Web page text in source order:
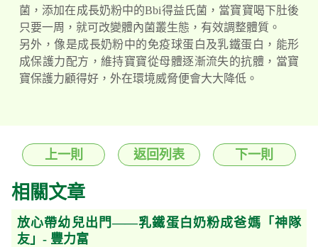
菌，添加在成長奶粉中的Bbi得益氏菌，當寶寶喝下肚後
只要一周，就可改變體內菌叢生態，有效調整體質。
另外，像是成長奶粉中的免疫球蛋白及乳鐵蛋白，能形
成保護力配方，維持寶寶從母體逐漸流失的抗體，當寶
寶保護力顧得好，外在環境威脅便會大大降低。
上一則 返回列表 下一則
相關文章
放心帶幼兒出門——乳鐵蛋白奶粉成爸媽「神隊
友」- 豐力富